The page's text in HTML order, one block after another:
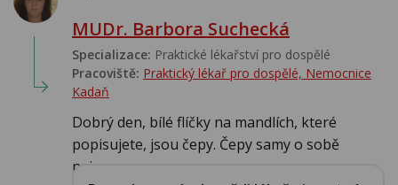
MUDr. Barbora Suchecká
Specializace: Praktické lékařství pro dospělé
Pracoviště: Praktický lékař pro dospělé, Nemocnice
Kadaň
Dobrý den, bílé flíčky na mandlích, které
popisujete, jsou čepy. Čepy samy o sobě
nejsou n...